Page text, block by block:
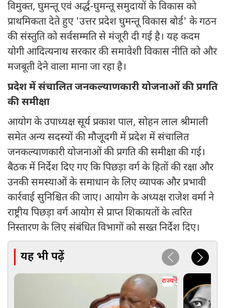
विमुक्त, घुमन्तू एवं अर्द्ध-घुमन्तू समुदायों के विकास को
प्राथमिकता देते हुए 'उत्तर प्रदेश घुमन्तू विकास बोर्ड' के गठन
की संस्तुति को सर्वसम्मति से मंजूरी दी गई है। यह कदम
योगी आदित्यनाथ सरकार की समावेशी विकास नीति को और
मजबूती देने वाला माना जा रहा है।
प्रदेश में संचालित जनकल्याणकारी योजनाओं की प्रगति
की समीक्षा
आयोग के उपाध्यक्ष सूर्य प्रकाश पाल, सोहन लाल श्रीमाली
समेत अन्य सदस्यों की मौजूदगी में प्रदेश में संचालित
जनकल्याणकारी योजनाओं की प्रगति की समीक्षा की गई।
बैठक में निर्देश दिए गए कि पिछड़ा वर्ग के हितों की रक्षा और
उनकी समस्याओं के समाधान के लिए व्यापक और प्रभावी
कार्रवाई सुनिश्चित की जाए। आयोग के अध्यक्ष राजेश वर्मा ने
राष्ट्रीय पिछड़ा वर्ग आयोग से प्राप्त शिकायतों के त्वरित
निस्तारण के लिए संबंधित विभागों को सख्त निर्देश दिए।
यह भी पढ़ें
राज्य